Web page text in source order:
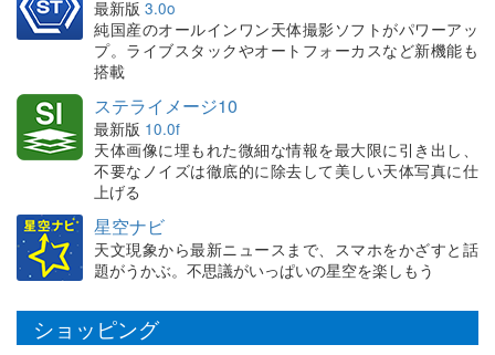
最新版 3.0o
純国産のオールインワン天体撮影ソフトがパワーアッ
プ。ライブスタックやオートフォーカスなど新機能も
搭載
ステライメージ10
最新版 10.0f
天体画像に埋もれた微細な情報を最大限に引き出し、
不要なノイズは徹底的に除去して美しい天体写真に仕
上げる
星空ナビ
天文現象から最新ニュースまで、スマホをかざすと話
題がうかぶ。不思議がいっぱいの星空を楽しもう
ショッピング